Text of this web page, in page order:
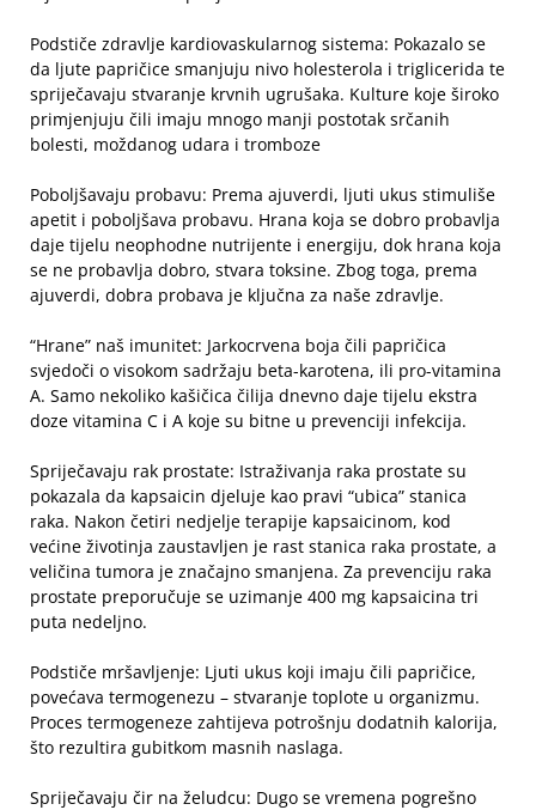
Podstiče zdravlje kardiovaskularnog sistema: Pokazalo se
da ljute papričice smanjuju nivo holesterola i triglicerida te
spriječavaju stvaranje krvnih ugrušaka. Kulture koje široko
primjenjuju čili imaju mnogo manji postotak srčanih
bolesti, moždanog udara i tromboze
Poboljšavaju probavu: Prema ajuverdi, ljuti ukus stimuliše
apetit i poboljšava probavu. Hrana koja se dobro probavlja
daje tijelu neophodne nutrijente i energiju, dok hrana koja
se ne probavlja dobro, stvara toksine. Zbog toga, prema
ajuverdi, dobra probava je ključna za naše zdravlje.
“Hrane” naš imunitet: Jarkocrvena boja čili papričica
svjedoči o visokom sadržaju beta-karotena, ili pro-vitamina
A. Samo nekoliko kašičica čilija dnevno daje tijelu ekstra
doze vitamina C i A koje su bitne u prevenciji infekcija.
Spriječavaju rak prostate: Istraživanja raka prostate su
pokazala da kapsaicin djeluje kao pravi “ubica” stanica
raka. Nakon četiri nedjelje terapije kapsaicinom, kod
većine životinja zaustavljen je rast stanica raka prostate, a
veličina tumora je značajno smanjena. Za prevenciju raka
prostate preporučuje se uzimanje 400 mg kapsaicina tri
puta nedeljno.
Podstiče mršavljenje: Ljuti ukus koji imaju čili papričice,
povećava termogenezu – stvaranje toplote u organizmu.
Proces termogeneze zahtijeva potrošnju dodatnih kalorija,
što rezultira gubitkom masnih naslaga.
Spriječavaju čir na želudcu: Dugo se vremena pogrešno